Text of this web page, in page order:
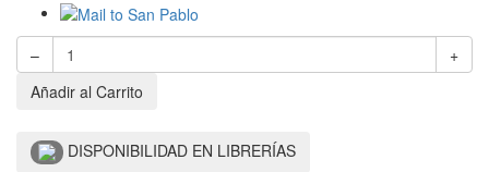
–
+
Añadir al Carrito
DISPONIBILIDAD EN LIBRERÍAS